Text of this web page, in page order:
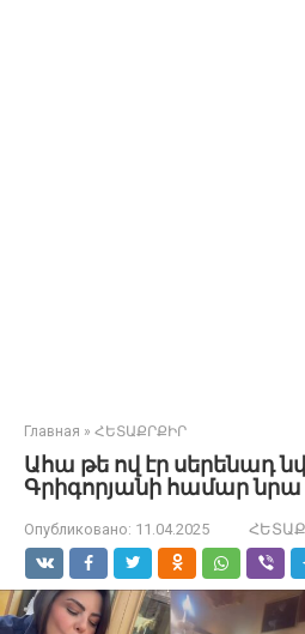
Главная » ՀԵՏԱՔՐՔԻՐ
Ահա թե ով էր սերենադ
Գրիգորյանի համար նրա
Опубликовано: 11.04.2025